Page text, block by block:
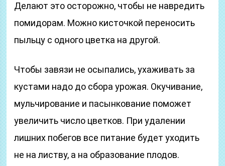
Делают это осторожно, чтобы не навредить
помидорам. Можно кисточкой переносить
пыльцу с одного цветка на другой.
Чтобы завязи не осыпались, ухаживать за
кустами надо до сбора урожая. Окучивание,
мульчирование и пасынкование поможет
увеличить число цветков. При удалении
лишних побегов все питание будет уходить
не на листву, а на образование плодов.